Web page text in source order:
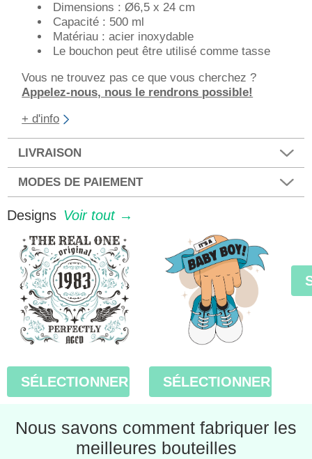
Dimensions : Ø6,5 x 24 cm
Capacité : 500 ml
Matériau : acier inoxydable
Le bouchon peut être utilisé comme tasse
Vous ne trouvez pas ce que vous cherchez ?
Appelez-nous, nous le rendrons possible!
+ d'info
LIVRAISON
MODES DE PAIEMENT
Designs Voir tout →
SÉLECTIONNER SÉLECTIONNER
Nous savons comment fabriquer les
meilleures bouteilles